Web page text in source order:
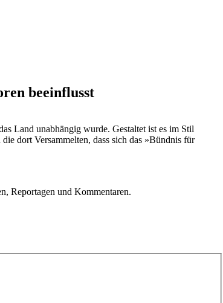
beeinflusst
Land unabhängig wurde. Gestaltet ist es im Stil
dort Versammelten, dass sich das »Bündnis für
Reportagen und Kommentaren.